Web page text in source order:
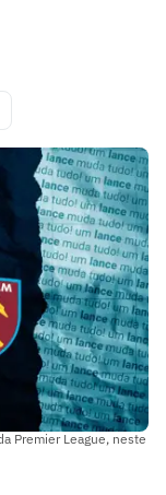
Premier League, neste